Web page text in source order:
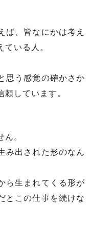
ば、皆なにかは考え
いる人。
思う感覚の確かさか
しています。
。
み出された形のなん
ら生まれてくる形が
とこの仕事を続けな